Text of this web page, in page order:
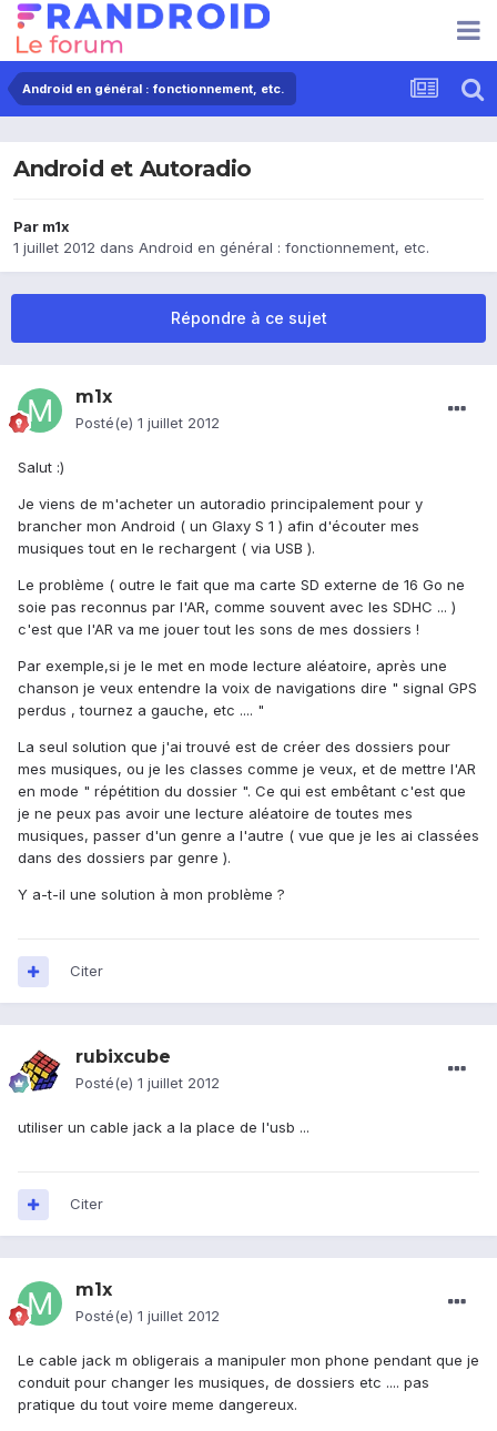
Android en général : fonctionnement, etc.
Android et Autoradio
Par m1x
1 juillet 2012 dans Android en général : fonctionnement, etc.
Répondre à ce sujet
m1x
Posté(e) 1 juillet 2012
Salut :)
Je viens de m'acheter un autoradio principalement pour y
brancher mon Android ( un Glaxy S 1 ) afin d'écouter mes
musiques tout en le rechargent ( via USB ).
Le problème ( outre le fait que ma carte SD externe de 16 Go ne
soie pas reconnus par l'AR, comme souvent avec les SDHC ... )
c'est que l'AR va me jouer tout les sons de mes dossiers !
Par exemple,si je le met en mode lecture aléatoire, après une
chanson je veux entendre la voix de navigations dire " signal GPS
perdus , tournez a gauche, etc .... "
La seul solution que j'ai trouvé est de créer des dossiers pour
mes musiques, ou je les classes comme je veux, et de mettre l'AR
en mode " répétition du dossier ". Ce qui est embêtant c'est que
je ne peux pas avoir une lecture aléatoire de toutes mes
musiques, passer d'un genre a l'autre ( vue que je les ai classées
dans des dossiers par genre ).
Y a-t-il une solution à mon problème ?
Citer
rubixcube
Posté(e) 1 juillet 2012
utiliser un cable jack a la place de l'usb ...
Citer
m1x
Posté(e) 1 juillet 2012
Le cable jack m obligerais a manipuler mon phone pendant que je
conduit pour changer les musiques, de dossiers etc .... pas
pratique du tout voire meme dangereux.